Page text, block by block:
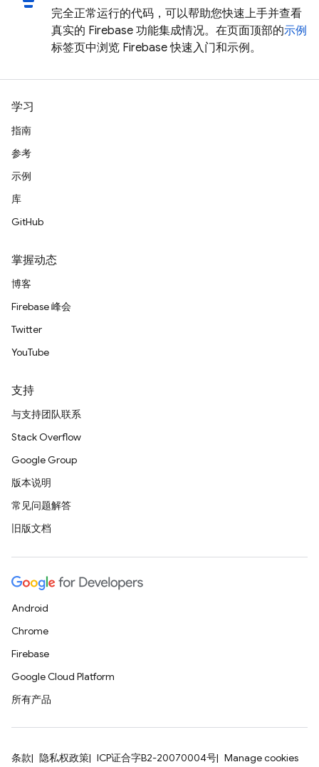
完全正常运行的代码，可以帮助您快速上手并查看
真实的 Firebase 功能集成情况。在页面顶部的示例
标签页中浏览 Firebase 快速入门和示例。
学习
指南
参考
示例
库
GitHub
掌握动态
博客
Firebase 峰会
Twitter
YouTube
支持
与支持团队联系
Stack Overflow
Google Group
版本说明
常见问题解答
旧版文档
Android
Chrome
Firebase
Google Cloud Platform
所有产品
条款 隐私权政策 ICP证合字B2-20070004号 Manage cookies